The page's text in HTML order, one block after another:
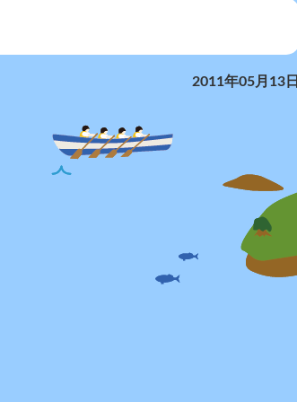
2011年05月13日